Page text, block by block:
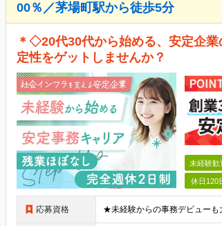
00％／茅場町駅から徒歩5分
＊◇20代30代から始める、安定企
定性をゲットしませんか？
未経験歓
休日120
応募資格